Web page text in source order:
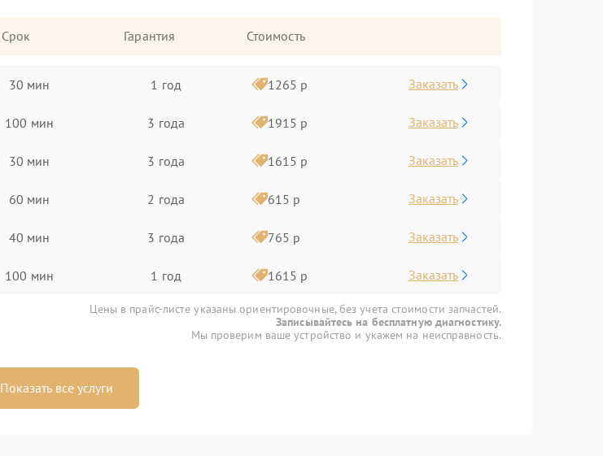
Срок Гарантия Стоимость
30 мин 1 год 1265 р Заказать
100 мин 3 года 1915 р Заказать
30 мин 3 года 1615 р Заказать
60 мин 2 года 615 р Заказать
40 мин 3 года 765 р Заказать
100 мин 1 год 1615 р Заказать
Цены в прайс-листе указаны ориентировочные, без учета стоимости запчастей.
Записывайтесь на бесплатную диагностику.
Мы проверим ваше устройство и укажем на неисправность.
Показать все услуги